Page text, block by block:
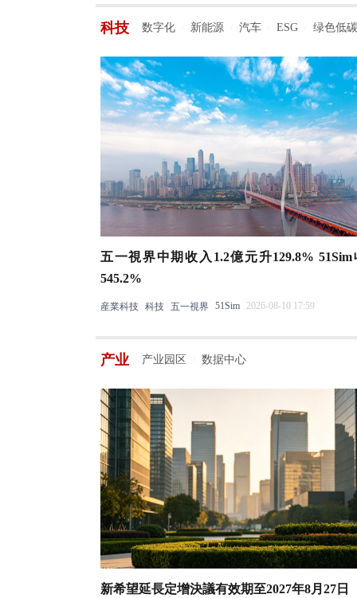
科技 数字化 新能源 汽车 ESG 绿色低碳
五一視界中期收入1.2億元升129.8%
545.2%
産業科技 科技 五一視界 51Sim 2026-08-10 17:59
产业 产业园区 数据中心
新希望延長定增決議有效期至2027年8月27日